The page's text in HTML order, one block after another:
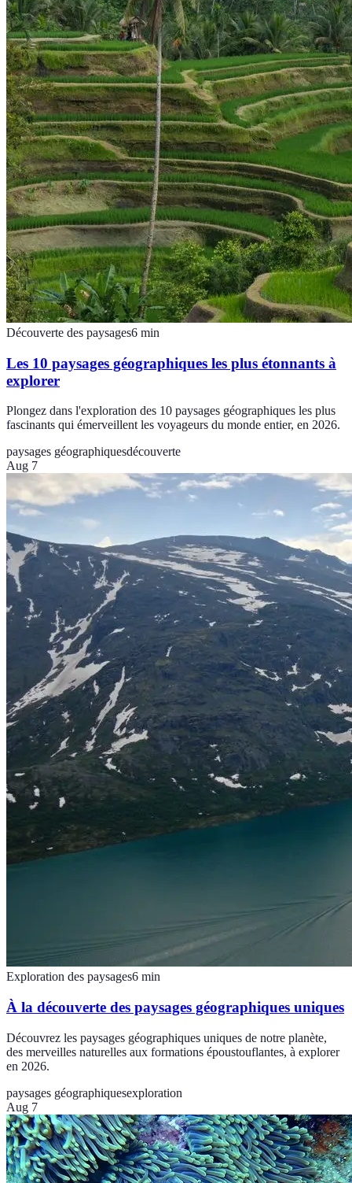
Découverte des paysages6 min
Les 10 paysages géographiques les plus étonnants à
explorer
Plongez dans l'exploration des 10 paysages géographiques les plus
fascinants qui émerveillent les voyageurs du monde entier, en 2026.
paysages géographiquesdécouverte
Aug 7
Exploration des paysages6 min
À la découverte des paysages géographiques uniques
Découvrez les paysages géographiques uniques de notre planète,
des merveilles naturelles aux formations époustouflantes, à explorer
en 2026.
paysages géographiquesexploration
Aug 7